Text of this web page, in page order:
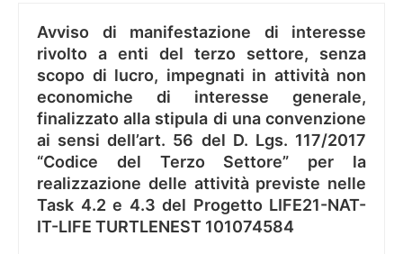
Avviso di manifestazione di interesse
rivolto a enti del terzo settore, senza
scopo di lucro, impegnati in attività non
economiche di interesse generale,
finalizzato alla stipula di una convenzione
ai sensi dell’art. 56 del D. Lgs. 117/2017
“Codice del Terzo Settore” per la
realizzazione delle attività previste nelle
Task 4.2 e 4.3 del Progetto LIFE21-NAT-
IT-LIFE TURTLENEST 101074584